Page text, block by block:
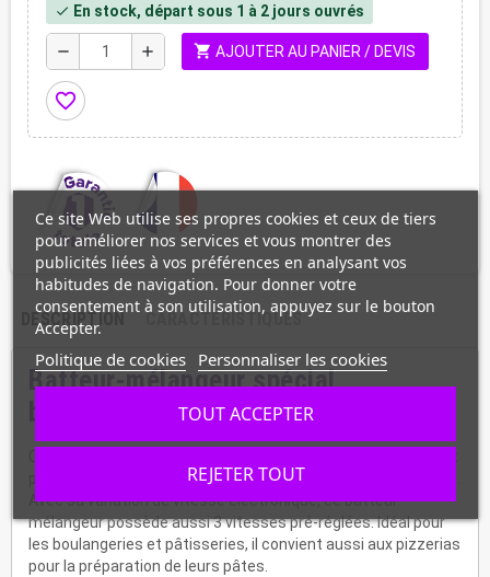
check En stock, départ sous 1 à 2 jours ouvrés
remove add shopping_cart AJOUTER AU PANIER / DEVIS
favorite_border
DESCRIPTION CARACTÉRISTIQUES
Batteur-mélangeur spécial
boulangerie XBB30600171
parfait pour pétrir, mélanger et émulsionner vos préparations.
Avec sa variation de vitesse électronique, ce batteur
mélangeur possède aussi 3 vitesses pré-réglées. Idéal pour
les boulangeries et pâtisseries, il convient aussi aux pizzerias
pour la préparation de leurs pâtes.
Ce site Web utilise ses propres cookies et ceux de tiers
pour améliorer nos services et vous montrer des
publicités liées à vos préférences en analysant vos
habitudes de navigation. Pour donner votre
consentement à son utilisation, appuyez sur le bouton
Accepter.
Politique de cookies Personnaliser les cookies
REJETER TOUT
TOUT ACCEPTER